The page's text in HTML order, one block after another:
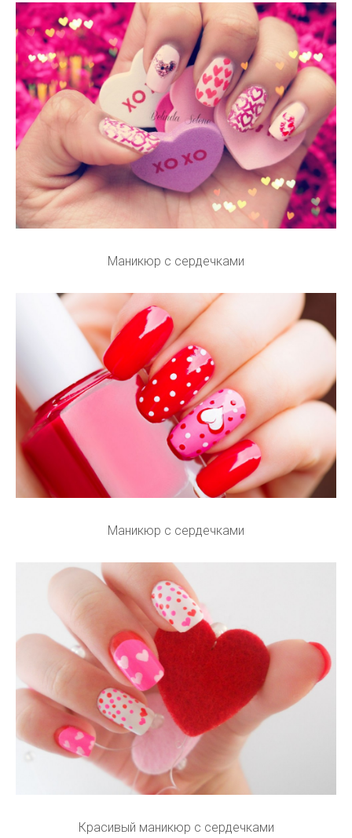
Маникюр с сердечками
Маникюр с сердечками
Красивый маникюр с сердечками